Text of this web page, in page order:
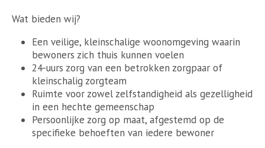
Wat bieden wij?
Een veilige, kleinschalige woonomgeving waarin
bewoners zich thuis kunnen voelen
24-uurs zorg van een betrokken zorgpaar of
kleinschalig zorgteam
Ruimte voor zowel zelfstandigheid als gezelligheid
in een hechte gemeenschap
Persoonlijke zorg op maat, afgestemd op de
specifieke behoeften van iedere bewoner